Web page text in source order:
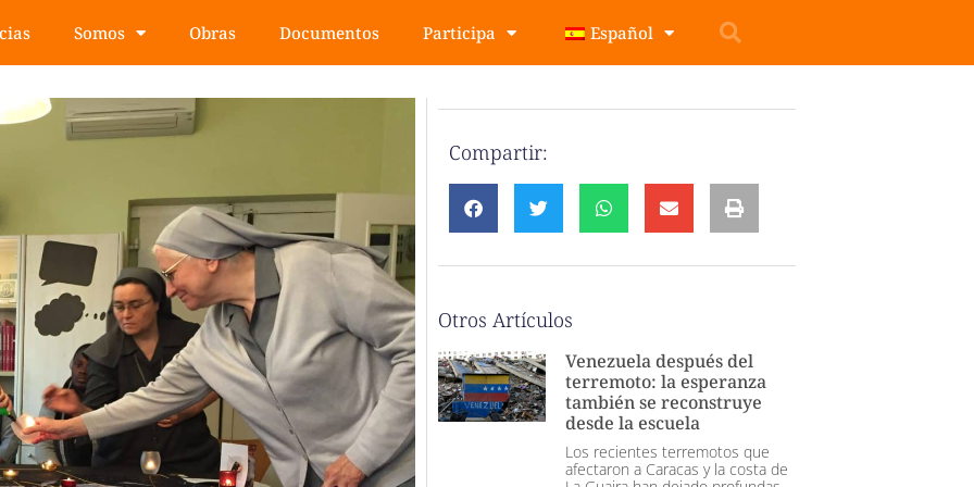
Somos Obras Documentos Participa Español
Compartir:
Otros Artículos
Venezuela después del
terremoto: la esperanza
también se reconstruye
desde la escuela
Los recientes terremotos que
afectaron a Caracas y la costa de